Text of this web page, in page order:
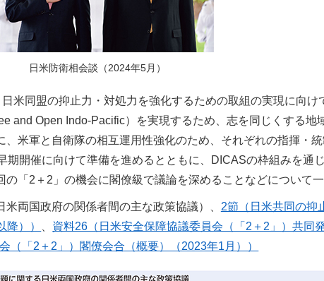
日米防衛相会談（2024年5月）
米同盟の抑止力・対処力を強化するための取組の実現に向け
and Open Indo-Pacific）を実現するため、志を同じくする地
米軍と自衛隊の相互運用性強化のため、それぞれの指揮・
開催に向けて準備を進めるとともに、DICASの枠組みを通
「2＋2」の機会に閣僚級で議論を深めることなどについて一
両国政府の関係者間の主な政策協議）、 2節（日米共同の抑
））
資料26（日米安全保障協議委員会（「2＋2」）共同
（「2＋2」）閣僚会合（概要）（2023年1月））